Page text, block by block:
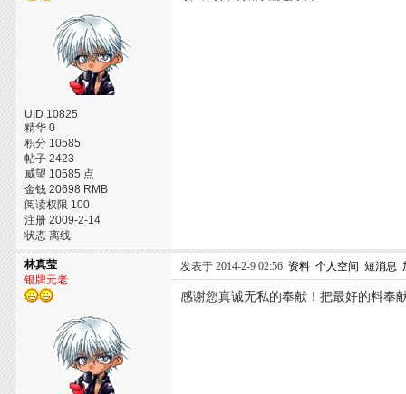
UID 10825
精华 0
积分 10585
帖子 2423
威望 10585 点
金钱 20698 RMB
阅读权限 100
注册 2009-2-14
状态 离线
林真莹
银牌元老
发表于 2014-2-9 02:56 资料 个人空间 短消息
感谢您真诚无私的奉献！把最好的料奉